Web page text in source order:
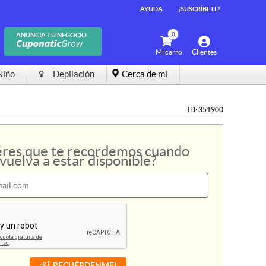
AYUDA ¡SUSCRÍBETE!
ANUNCIA TU NEGOCIO
Clientes
0
Mi carro
Depilación Cerca de mí
ID: 351900
que te recordemos cuando
a estar disponible?
AYUDA ¡SUSCRÍBETE!
ANUNCIA TU NEGOCIO
Clientes
0
Mi carro
Depilación Cerca de mí